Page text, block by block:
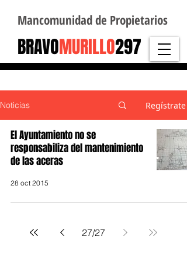
BRAVOMURILLO297
Mancomunidad de Propietarios
Noticias Regístrate
El Ayuntamiento no se
responsabiliza del mantenimiento
de las aceras
28 oct 2015
27/27